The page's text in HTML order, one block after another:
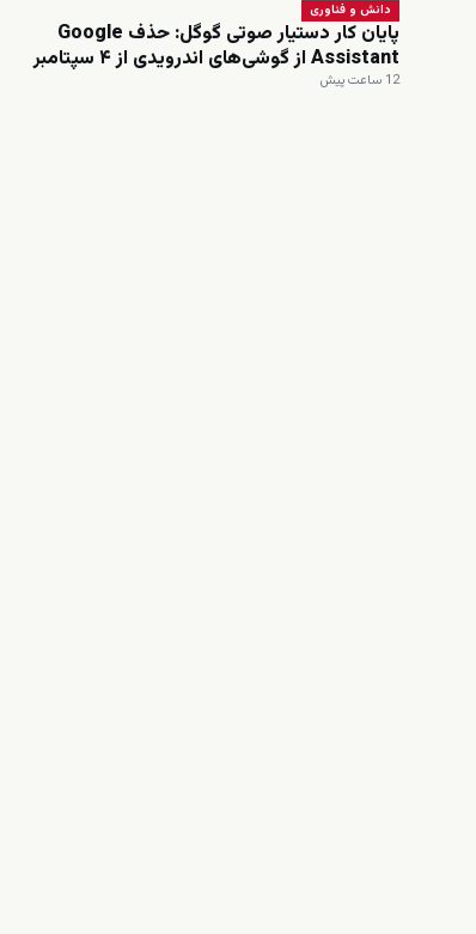
دانش و فناوری
پایان کار دستیار صوتی گوگل: حذف Google
Assistant از گوشی‌های اندرویدی از ۴ سپتامبر
12 ساعت پیش